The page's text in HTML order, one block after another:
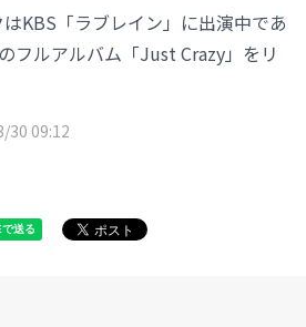
KBS「ラブレイン」に出演中であ
フルアルバム「Just Crazy」をリ
30 09:12